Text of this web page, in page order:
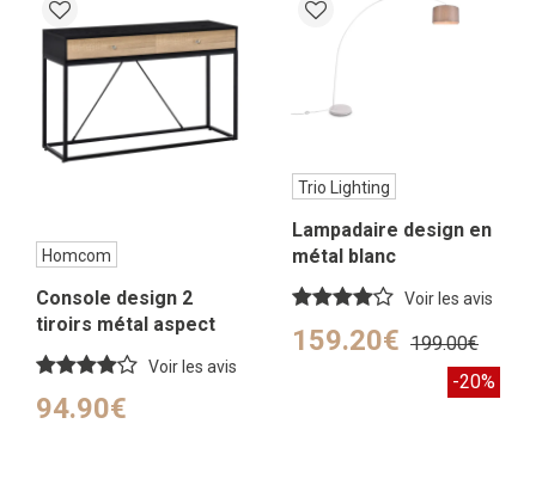
Homcom
Console design 2
tiroirs métal aspect
bois chêne clair et noir
Voir les avis
94.90€
Trio Lighting
Lampadaire design en
métal blanc
Voir les avis
159.20€ 199.00€
-20%